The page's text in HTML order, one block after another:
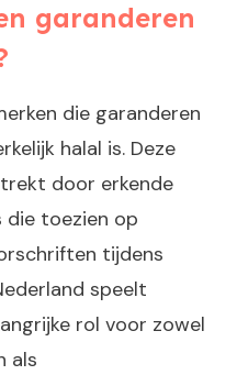
garanderen
die garanderen
halal is. Deze
door erkende
die toezien op
tijdens
speelt
rol voor zowel
als